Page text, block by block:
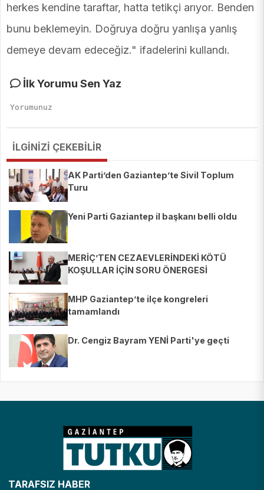
herkes kendine taraftar, hatta tetikçi arıyor. Benden
bunu beklemeyin. Doğruya doğru yanlışa yanlış
demeye devam edeceğiz." ifadelerini kullandı.
İlk Yorumu Sen Yaz
İLGİNİZİ ÇEKEBİLİR
AK Parti’den Gaziantep’te Sivil Toplum
Turu
Yeni Parti Gaziantep il başkanı belli oldu
MERİÇ’TEN CEZAEVLERİNDEKİ KÖTÜ
KOŞULLAR İÇİN SORU ÖNERGESİ
MHP Gaziantep’te ilçe kongreleri
tamamlandı
Dr. Cengiz Bayram YENİ Parti'ye geçti
TARAFSIZ HABER